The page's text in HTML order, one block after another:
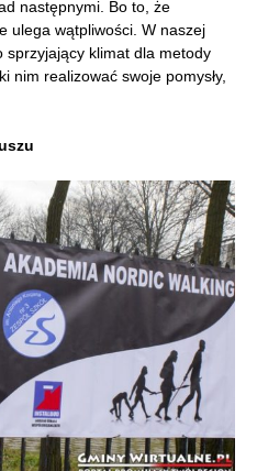
następnymi. Bo to, że
ulega wątpliwości. W naszej
sprzyjający klimat dla metody
nim realizować swoje pomysły,